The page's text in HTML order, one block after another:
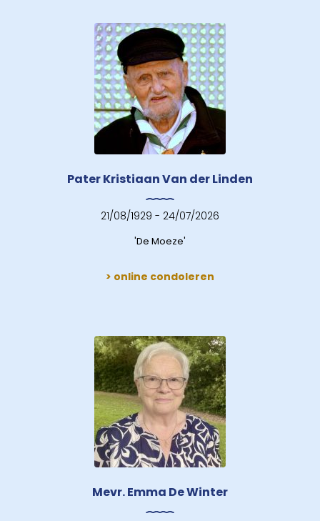
Pater Kristiaan Van der Linden
21/08/1929 - 24/07/2026
'De Moeze'
> online condoleren
Mevr. Emma De Winter